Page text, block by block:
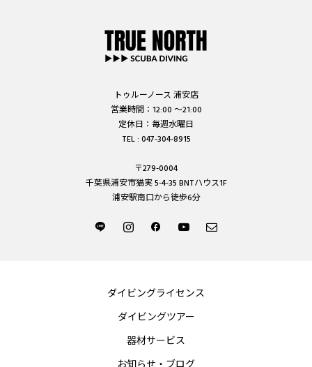
トゥルーノース 浦安店
営業時間：12:00 ～21:00
定休日：毎週水曜日
TEL : 047-304-8915
〒279-0004
千葉県浦安市猫実 5-4-35 BNTハウス1F
浦安駅南口から徒歩6分
ダイビングライセンス
ダイビングツアー
器材サービス